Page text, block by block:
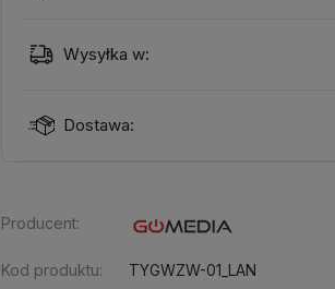
Wysyłka w:
Dostawa:
Producent:
Kod produktu:
TYGWZW-01_LAN